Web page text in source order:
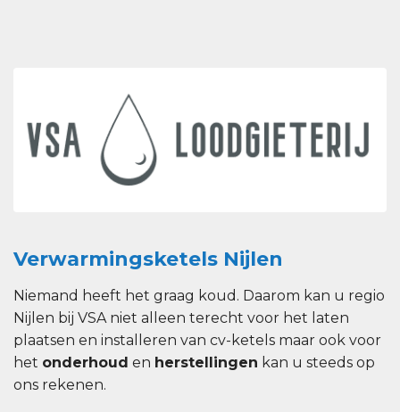
Verwarmingsketels Nijlen
Niemand heeft het graag koud. Daarom kan u regio
Nijlen bij VSA niet alleen terecht voor het laten
plaatsen en installeren van cv-ketels maar ook voor
het onderhoud en herstellingen kan u steeds op
ons rekenen.